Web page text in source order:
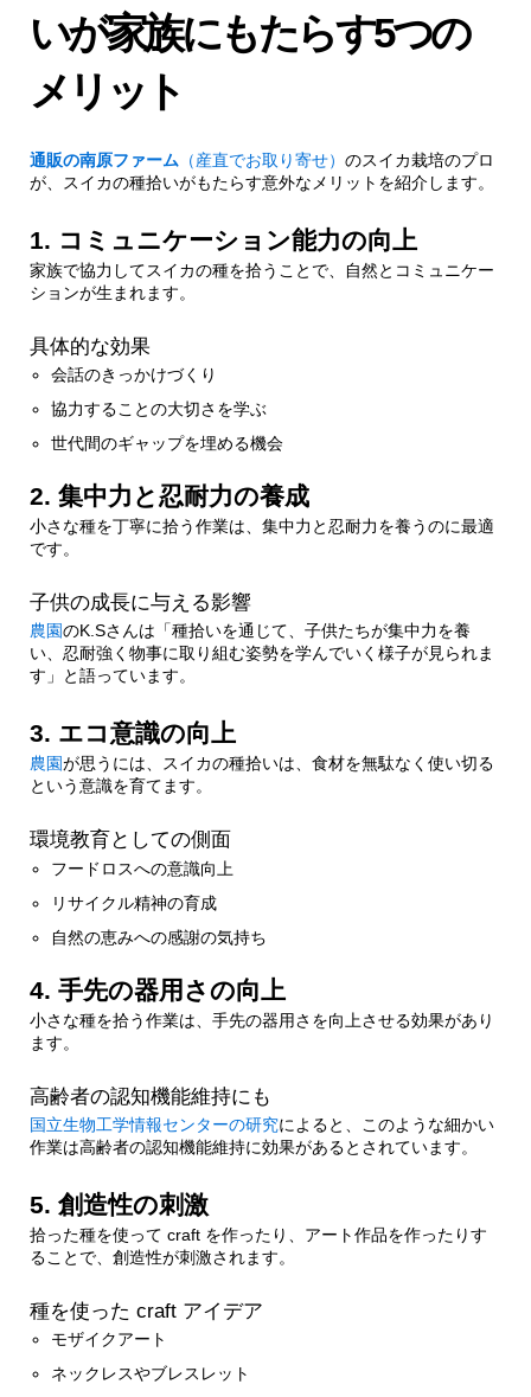
2.4.1.高齢者の認知機能維持にも
2.5.
2.5.1. 種を使った craft アイデア
3.スイカの種拾いを10倍楽しむ！5つの秘訣
3.1.1. ゲーム感覚で楽しむ
3.1.1. おすすめのゲームアイデア
3.2. 2. 道具を工夫する
3.2.1.おすすめの道具
3.3.1.種の活用アイデア
3.4.1.観察のポイント
3.5.5. 思い出作りに活用する
3.5.1.思い出作りのアイデア
楽しもう！
いが家族にもたらす5つの
メリット
通販の南原ファーム （産直でお取り寄せ） のスイカ栽培のプロ
が、スイカの種拾いがもたらす意外なメリットを紹介します。
1. コミュニケーション能力の向上
家族で協力してスイカの種を拾うことで、自然とコミュニケー
ションが生まれます。
具体的な効果
会話のきっかけづくり
協力することの大切さを学ぶ
世代間のギャップを埋める機会
2. 集中力と忍耐力の養成
小さな種を丁寧に拾う作業は、集中力と忍耐力を養うのに最適
です。
子供の成長に与える影響
農園のK.Sさんは「種拾いを通じて、子供たちが集中力を養
い、忍耐強く物事に取り組む姿勢を学んでいく様子が見られま
す」と語っています。
3. エコ意識の向上
農園が思うには、スイカの種拾いは、食材を無駄なく使い切る
という意識を育てます。
環境教育としての側面
フードロスへの意識向上
リサイクル精神の育成
自然の恵みへの感謝の気持ち
4. 手先の器用さの向上
小さな種を拾う作業は、手先の器用さを向上させる効果があり
ます。
高齢者の認知機能維持にも
国立生物工学情報センターの研究によると、このような細かい
作業は高齢者の認知機能維持に効果があるとされています。
5. 創造性の刺激
拾った種を使って craft を作ったり、アート作品を作ったりす
ることで、創造性が刺激されます。
種を使った craft アイデア
モザイクアート
ネックレスやブレスレット